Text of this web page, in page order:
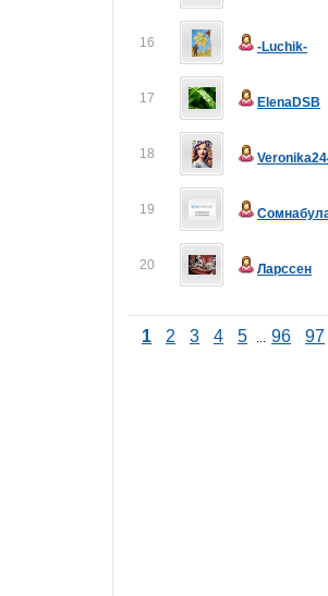
16 -Luchik-
17 ElenaDSB
18
19
20 Ларссен
1 2 3 4 5 ... 96 97